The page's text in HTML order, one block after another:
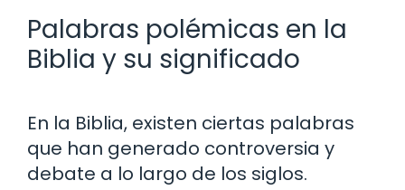
Palabras polémicas en la
Biblia y su significado
En la Biblia, existen ciertas palabras
que han generado controversia y
debate a lo largo de los siglos.